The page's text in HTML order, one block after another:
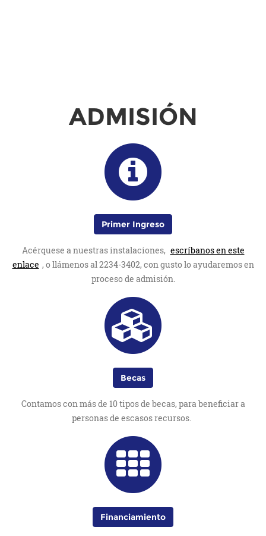
ADMISIÓN
Primer Ingreso
Acérquese a nuestras instalaciones, escríbanos en este
enlace , o llámenos al 2234-3402, con gusto lo ayudaremos en
proceso de admisión.
Becas
Contamos con más de 10 tipos de becas, para beneficiar a
personas de escasos recursos.
Financiamiento